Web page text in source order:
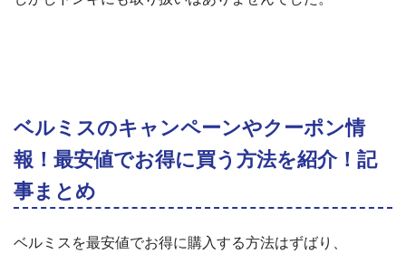
ベルミスのキャンペーンやクーポン情
報！最安値でお得に買う方法を紹介！記
事まとめ
ベルミスを最安値でお得に購入する方法はずばり、